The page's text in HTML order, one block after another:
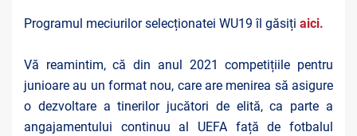
Programul meciurilor selecționatei WU19 îl găsiți aici.
Vă reamintim, că din anul 2021 competițiile pentru
junioare au un format nou, care are menirea să asigure
o dezvoltare a tinerilor jucători de elită, ca parte a
angajamentului continuu al UEFA față de fotbalul